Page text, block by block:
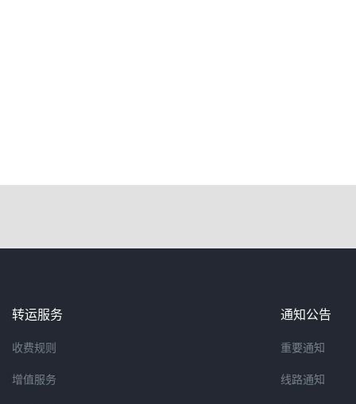
转运服务
收费规则
增值服务
通知公告
重要通知
线路通知